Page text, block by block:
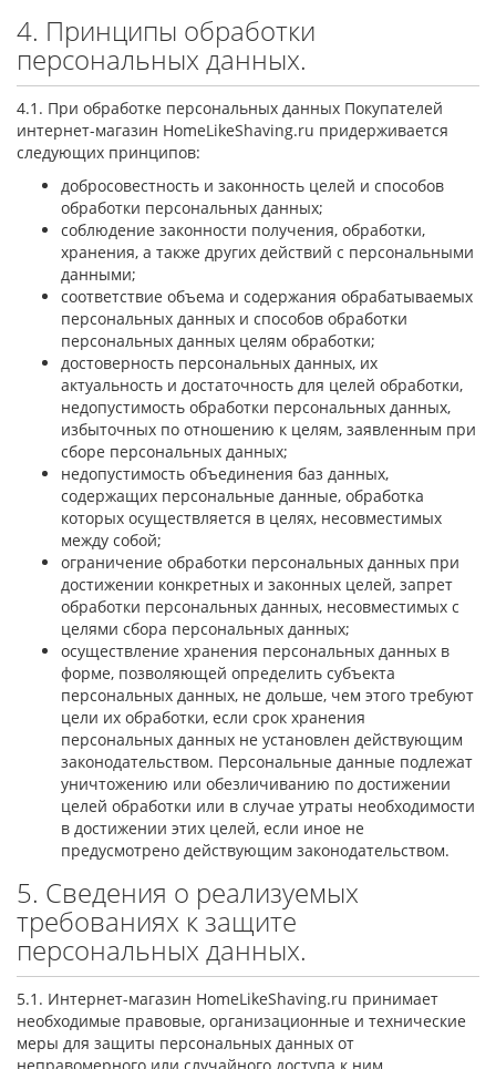
4. Принципы обработки
персональных данных.
4.1. При обработке персональных данных Покупателей
интернет-магазин HomeLikeShaving.ru придерживается
следующих принципов:
добросовестность и законность целей и способов
обработки персональных данных;
соблюдение законности получения, обработки,
хранения, а также других действий с персональными
данными;
соответствие объема и содержания обрабатываемых
персональных данных и способов обработки
персональных данных целям обработки;
достоверность персональных данных, их
актуальность и достаточность для целей обработки,
недопустимость обработки персональных данных,
избыточных по отношению к целям, заявленным при
сборе персональных данных;
недопустимость объединения баз данных,
содержащих персональные данные, обработка
которых осуществляется в целях, несовместимых
между собой;
ограничение обработки персональных данных при
достижении конкретных и законных целей, запрет
обработки персональных данных, несовместимых с
целями сбора персональных данных;
осуществление хранения персональных данных в
форме, позволяющей определить субъекта
персональных данных, не дольше, чем этого требуют
цели их обработки, если срок хранения
персональных данных не установлен действующим
законодательством. Персональные данные подлежат
уничтожению или обезличиванию по достижении
целей обработки или в случае утраты необходимости
в достижении этих целей, если иное не
предусмотрено действующим законодательством.
5. Сведения о реализуемых
требованиях к защите
персональных данных.
5.1. Интернет-магазин HomeLikeShaving.ru принимает
необходимые правовые, организационные и технические
меры для защиты персональных данных от